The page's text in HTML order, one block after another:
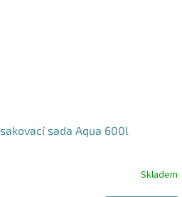
sada Aqua 600l
Skladem